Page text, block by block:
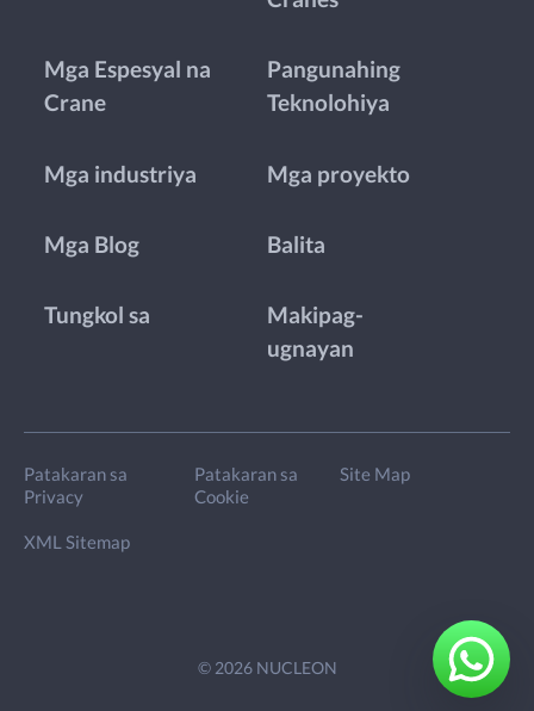
Mga Espesyal na
Crane
Pangunahing
Teknolohiya
Mga industriya Mga proyekto
Mga Blog Balita
Tungkol sa
Makipag-
ugnayan
Patakaran sa
Privacy
Patakaran sa
Cookie
Site Map
XML Sitemap
© 2026 NUCLEON